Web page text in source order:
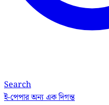
Search
ই-পেপারঅন্য এক দিগন্ত